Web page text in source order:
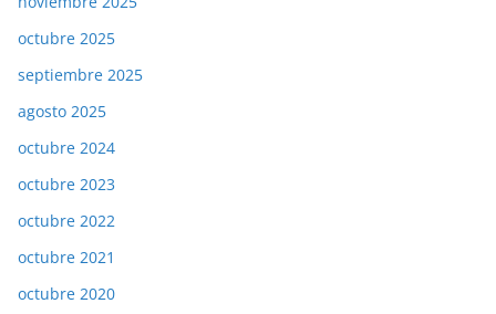
octubre 2025
septiembre 2025
agosto 2025
octubre 2024
octubre 2023
octubre 2022
octubre 2021
octubre 2020